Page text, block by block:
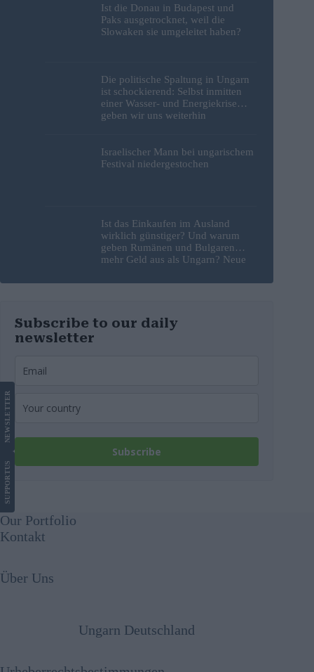
Ist die Donau in Budapest und
Paks ausgetrocknet, weil die
Slowaken sie umgeleitet haben?
Die politische Spaltung in Ungarn
ist schockierend: Selbst inmitten
einer Wasser- und Energiekrise
geben wir uns weiterhin
Israelischer Mann bei ungarischem
Festival niedergestochen
Ist das Einkaufen im Ausland
wirklich günstiger? Und warum
geben Rumänen und Bulgaren
mehr Geld aus als Ungarn? Neue
Subscribe to our daily
newsletter
Subscribe
SUPPORT
US
NEWS
LETTER
Our Portfolio
Kontakt
Über Uns
Ungarn Deutschland